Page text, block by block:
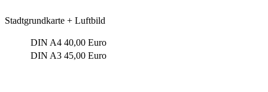
Stadtgrundkarte + Luftbild
DIN A4 40,00 Euro
DIN A3 45,00 Euro